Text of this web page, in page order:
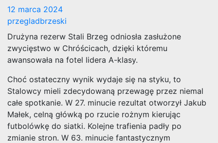
12 marca 2024
przegladbrzeski
Drużyna rezerw Stali Brzeg odniosła zasłużone
zwycięstwo w Chróścicach, dzięki któremu
awansowała na fotel lidera A-klasy.
Choć ostateczny wynik wydaje się na styku, to
Stalowcy mieli zdecydowaną przewagę przez niemal
całe spotkanie. W 27. minucie rezultat otworzył Jakub
Małek, celną główką po rzucie rożnym kierując
futbolówkę do siatki. Kolejne trafienia padły po
zmianie stron. W 63. minucie fantastycznym